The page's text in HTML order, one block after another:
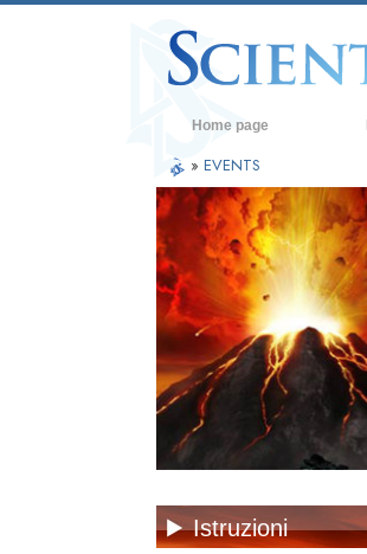
Home page
» EVENTS
Istruzioni